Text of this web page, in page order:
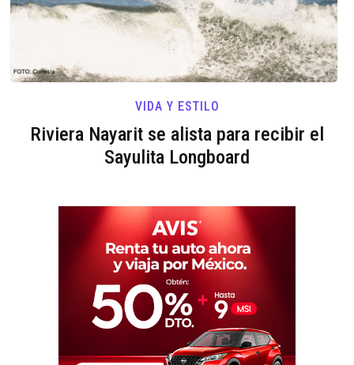
VIDA Y ESTILO
Riviera Nayarit se alista para recibir el
Sayulita Longboard